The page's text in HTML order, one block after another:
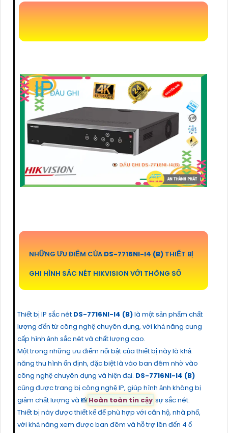
NHỮNG ƯU ĐIỂM CỦA DS-7716NI-I4 (B) THIẾT BỊ
GHI HÌNH SẮC NÉT HIKVISION VỚI THÔNG SỐ
Thiết bị IP sắc nét DS-7716NI-I4 (B)là một sản phẩm chất
lượng đến từ công nghệ chuyên dụng, với khả năng cung
cấp hình ảnh sắc nét và chất lượng cao.
Một trong những ưu điểm nổi bật của thiết bị này là khả
năng thu hình ổn định, đặc biệt là vào ban đêm nhờ vào
công nghệ chuyên dụng và hiện đại. DS-7716NI-I4 (B)
cũng được trang bị công nghệ IP, giúp hình ảnh không bị
giảm chất lượng và 📸Hoàn toàn tin cậy sự sắc nét.
Thiết bị này được thiết kế để phù hợp với căn hộ, nhà phố,
với khả năng xem được ban đêm và hỗ trợ lên đến 4 ổ